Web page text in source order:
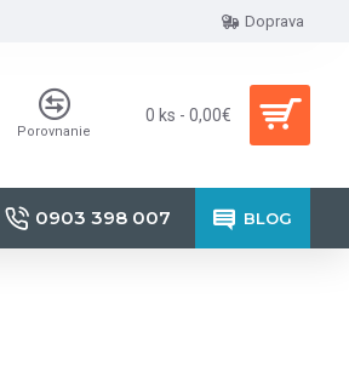
Doprava
Porovnanie
0 ks - 0,00€
0903 398 007 BLOG